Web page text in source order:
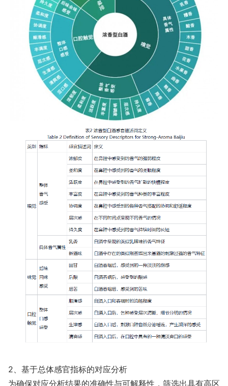
2、基于总体感官指标的对应分析
为确保对应分析结果的准确性与可解释性，筛选出具有高区